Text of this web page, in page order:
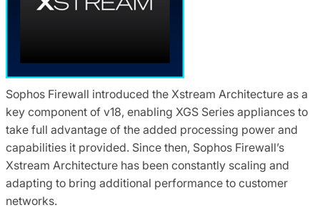
Sophos Firewall introduced the Xstream Architecture as a
key component of v18, enabling XGS Series appliances to
take full advantage of the added processing power and
capabilities it provided. Since then, Sophos Firewall’s
Xstream Architecture has been constantly scaling and
adapting to bring additional performance to customer
networks.